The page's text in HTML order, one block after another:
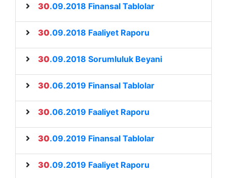
30.09.2018 Finansal Tablolar
30.09.2018 Faaliyet Raporu
30.09.2018 Sorumluluk Beyani
30.06.2019 Finansal Tablolar
30.06.2019 Faaliyet Raporu
30.09.2019 Finansal Tablolar
30.09.2019 Faaliyet Raporu